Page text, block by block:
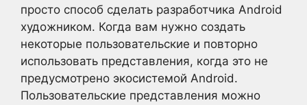
просто способ сделать разработчика Android
художником. Когда вам нужно создать
некоторые пользовательские и повторно
использовать представления, когда это не
предусмотрено экосистемой Android.
Пользовательские представления можно